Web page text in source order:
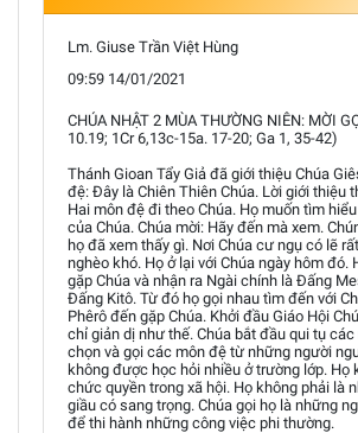
Lm. Giuse Trần Việt Hùng
09:59 14/01/2021
CHÚA NHẬT 2 MÙA THƯỜNG NIÊN: MỜI
10.19; 1Cr 6,13c-15a. 17-20; Ga 1, 35-42)
Thánh Gioan Tẩy Giả đã giới thiệu Chúa
đệ: Đây là Chiên Thiên Chúa. Lời giới thiệu
Hai môn đệ đi theo Chúa. Họ muốn tìm
của Chúa. Chúa mời: Hãy đến mà xem.
họ đã xem thấy gì. Nơi Chúa cư ngụ có lẽ
nghèo khó. Họ ở lại với Chúa ngày hôm đó.
gặp Chúa và nhận ra Ngài chính là Đấng
Đấng Kitô. Từ đó họ gọi nhau tìm đến với
Phêrô đến gặp Chúa. Khởi đầu Giáo Hội
chỉ giản dị như thế. Chúa bắt đầu qui tụ
chọn và gọi các môn đệ từ những người
không được học hỏi nhiều ở trường lớp. Họ
chức quyền trong xã hội. Họ không phải là
giầu có sang trọng. Chúa gọi họ là những
để thi hành những công việc phi thường.